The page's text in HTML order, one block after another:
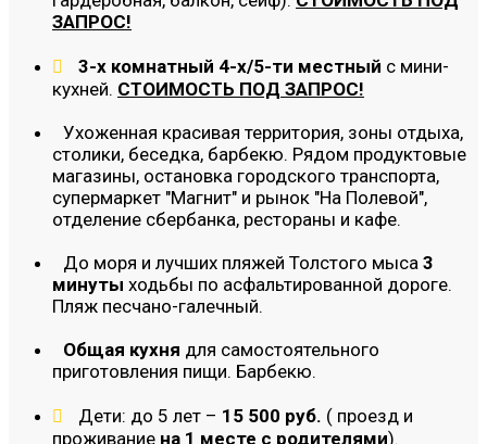
ЗАПРОС!
3-х комнатный 4-х/5-ти местный с мини-
кухней. СТОИМОСТЬ ПОД ЗАПРОС!
Ухоженная красивая территория, зоны отдыха,
столики, беседка, барбекю. Рядом продуктовые
магазины, остановка городского транспорта,
супермаркет "Магнит" и рынок "На Полевой",
отделение сбербанка, рестораны и кафе.
До моря и лучших пляжей Толстого мыса 3
минуты ходьбы по асфальтированной дороге.
Пляж песчано-галечный.
Общая кухня для самостоятельного
приготовления пищи. Барбекю.
Дети: до 5 лет – 15 500 руб. ( проезд и
проживание на 1 месте с родителями).